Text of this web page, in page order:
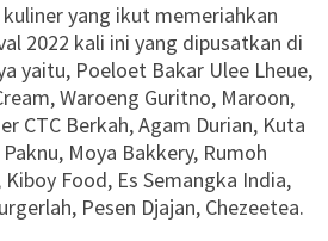
yang ikut memeriahkan
2022 kali ini yang dipusatkan di
yaitu, Poeloet Bakar Ulee Lheue,
Waroeng Guritno, Maroon,
CTC Berkah, Agam Durian, Kuta
Moya Bakkery, Rumoh
Food, Es Semangka India,
Pesen Djajan, Chezeetea.